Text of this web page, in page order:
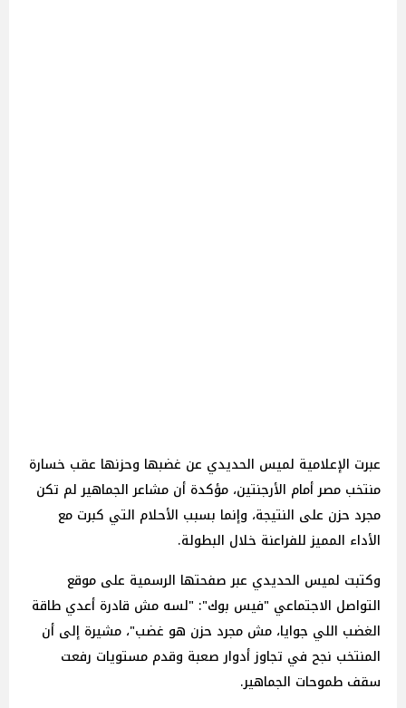
عبرت الإعلامية لميس الحديدي عن غضبها وحزنها عقب خسارة
منتخب مصر أمام الأرجنتين، مؤكدة أن مشاعر الجماهير لم تكن
مجرد حزن على النتيجة، وإنما بسبب الأحلام التي كبرت مع
الأداء المميز للفراعنة خلال البطولة.
وكتبت لميس الحديدي عبر صفحتها الرسمية على موقع
التواصل الاجتماعي "فيس بوك": "لسه مش قادرة أعدي طاقة
الغضب اللي جوايا، مش مجرد حزن هو غضب"، مشيرة إلى أن
المنتخب نجح في تجاوز أدوار صعبة وقدم مستويات رفعت
سقف طموحات الجماهير.